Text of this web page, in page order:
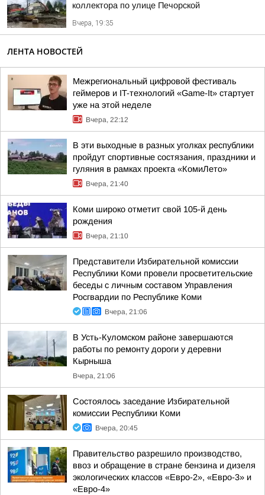
коллектора по улице Печорской
Вчера, 19:35
ЛЕНТА НОВОСТЕЙ
Межрегиональный цифровой фестиваль
геймеров и IT-технологий «Game-It» стартует
уже на этой неделе
Вчера, 22:12
В эти выходные в разных уголках республики
пройдут спортивные состязания, праздники и
гуляния в рамках проекта «КомиЛето»
Вчера, 21:40
Коми широко отметит свой 105-й день
рождения
Вчера, 21:10
Представители Избирательной комиссии
Республики Коми провели просветительские
беседы с личным составом Управления
Росгвардии по Республике Коми
Вчера, 21:06
В Усть-Куломском районе завершаются
работы по ремонту дороги у деревни
Кырныша
Вчера, 21:06
Состоялось заседание Избирательной
комиссии Республики Коми
Вчера, 20:45
Правительство разрешило производство,
ввоз и обращение в стране бензина и дизеля
экологических классов «Евро-2», «Евро-3» и
«Евро-4»